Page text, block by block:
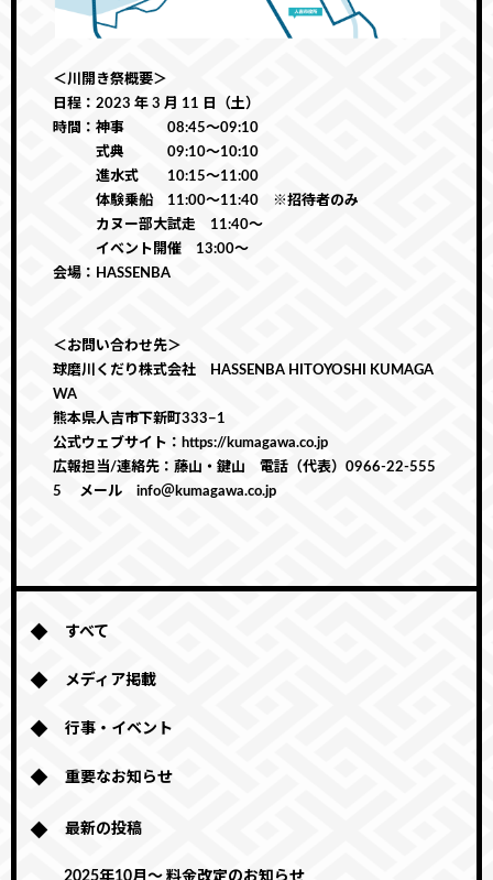
＜川開き祭概要＞
日程：2023 年 3 月 11 日（土）
時間：神事 08:45〜09:10
式典 09:10〜10:10
進水式 10:15〜11:00
体験乗船 11:00〜11:40 ※招待者のみ
カヌー部大試走 11:40〜
イベント開催 13:00〜
会場：HASSENBA
＜お問い合わせ先＞
球磨川くだり株式会社 HASSENBA HITOYOSHI KUMAGA
WA
熊本県人吉市下新町333−1
公式ウェブサイト：https://kumagawa.co.jp
広報担当/連絡先：藤山・鍵山 電話（代表）0966-22-555
5 メール info＠kumagawa.co.jp
すべて
メディア掲載
行事・イベント
重要なお知らせ
最新の投稿
2025年10月～ 料金改定のお知らせ